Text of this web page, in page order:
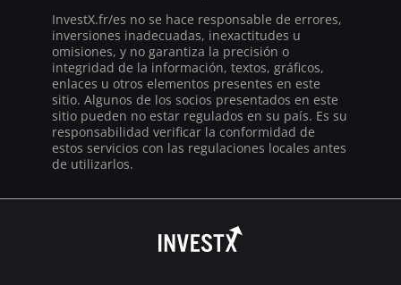
InvestX.fr/es no se hace responsable de errores,
inversiones inadecuadas, inexactitudes u
omisiones, y no garantiza la precisión o
integridad de la información, textos, gráficos,
enlaces u otros elementos presentes en este
sitio. Algunos de los socios presentados en este
sitio pueden no estar regulados en su país. Es su
responsabilidad verificar la conformidad de
estos servicios con las regulaciones locales antes
de utilizarlos.